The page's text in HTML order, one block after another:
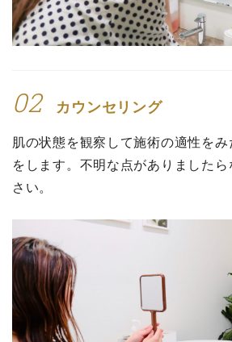
02 カウンセリング
肌の状態を観察して施術の適性を
をします。不明な点がありました
さい。